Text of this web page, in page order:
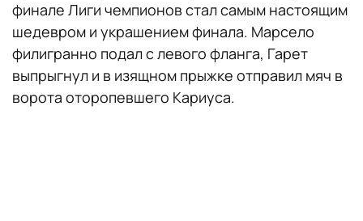
финале Лиги чемпионов стал самым настоящим
шедевром и украшением финала. Марсело
филигранно подал с левого фланга, Гарет
выпрыгнул и в изящном прыжке отправил мяч в
ворота оторопевшего Кариуса.